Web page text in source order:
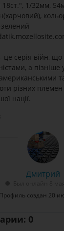
18ст.", 1/32мм,
- це серія війн,
а
різних
нації.
Дмитрий
Профиль создан 20
0